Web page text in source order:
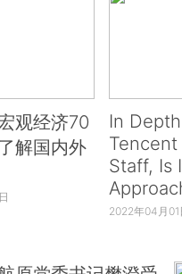
观经济70
解国内外
In
Staff, Is
2022年04月01